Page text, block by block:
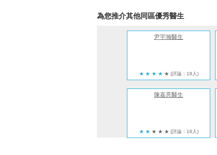
為您推介其他同區優秀醫生
尹宇瀚醫生
★ ★ ★ ★ ★ (評論：18人)
陳嘉亮醫生
★ ★ ★ ★ ★ (評論：16人)